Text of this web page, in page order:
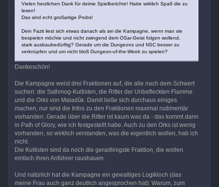
Vielen herzlichen Dank für deime Spielberichte! Hatte wirklich Spaß die zu
lesen!
Das sind echt großartige Probs!
Dein Fazit liest sich etwas danach als sei die Kampagne, wenn man sie
bespielen möchte und nicht zwingend dem OSar-Geist folgen wollend,
stark ausbaubedürftig? Gerade um die Dungeons und NSC besser zu
verknüpfen und um nicht bloß Dungeon-of-the-Week zu spielen?
Dankeschön!
Die Kampagne weist drei Fraktionen auf, die alle nach dem Schwert
suchen: die Sathmog-Kultisten, die Ritter der Unbefleckten Flamme
und die Orks von Maladûk. Damit ließe sich durchaus einiges
machen, nur sind die Infos zu den Fraktionen maximal rudimentär
vorhanden. Gerade über die Ritter ist kaum was da - das kommt dann
in Path of Glory, wie ich festgestellt habe. Auch zu den Orks ist wenig
vorhanden, so wirklich verstanden , was die eigentlich wollen, hab ich
nicht.
Die Kultisten sind da noch die geradlinigste Fraktion, die wollen
einfach ihren Anführer raushauen.
Und natürlich hat die Kampagne ein gewaltiges Logikloch (das
meine Frau auch ganz deutlich angesprochen hat): Warum, zum